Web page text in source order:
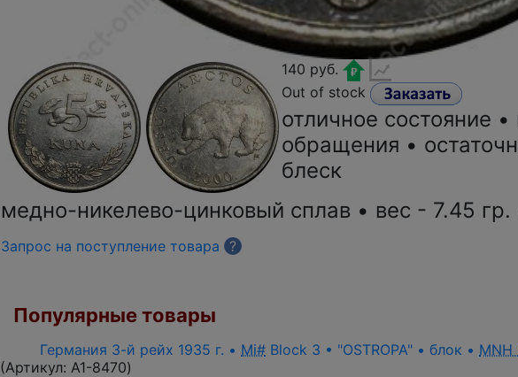
140 руб.
Out of stock
отличное состояние
обращения •
блеск
медно-никелево-цинковый сплав • вес - 7.45
Запрос на поступление товара ?
Популярные товары
Германия 3-й рейх 1935 г. • Mi# Block 3 • "OSTROPA" • блок • MNH
(Артикул: A1-8470)